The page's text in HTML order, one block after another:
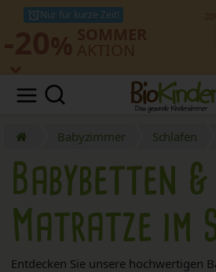
Nur für kurze Zeit!
Babyzimmer Schlafen
Babybetten &
Matratze im
Entdecken Sie unsere hochwertigen